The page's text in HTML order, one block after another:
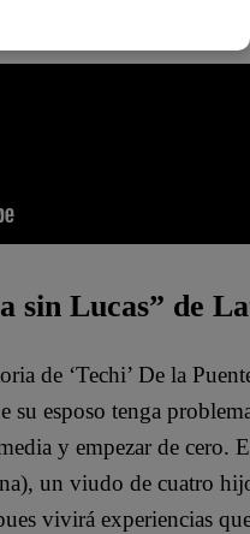
sin Lucas” de
de ‘Techi’ De la
su esposo tenga
y empezar de cero.
un viudo de cuatro
vivirá experiencias